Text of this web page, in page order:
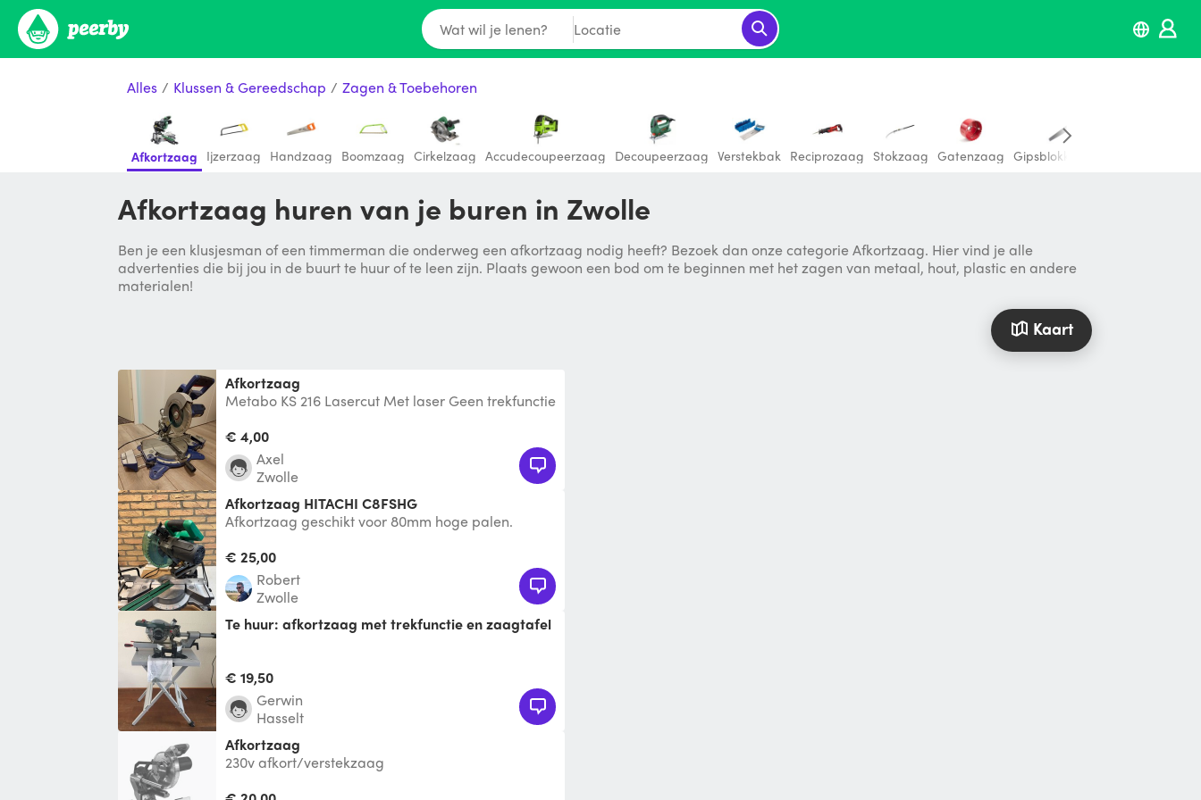
Wat wil je lenen? Locatie
Alles / Klussen & Gereedschap / Zagen & Toebehoren
Afkortzaag Ijzerzaag Handzaag Boomzaag Cirkelzaag Accudecoupeerzaag Decoupeerzaag Verstekbak Reciprozaag Stokzaag Gatenzaag Gipsblokkenzaag
Afkortzaag huren van je buren in Zwolle
Ben je een klusjesman of een timmerman die onderweg een afkortzaag nodig heeft? Bezoek dan onze categorie Afkortzaag. Hier vind je alle
advertenties die bij jou in de buurt te huur of te leen zijn. Plaats gewoon een bod om te beginnen met het zagen van metaal, hout, plastic en andere
materialen!
Kaart
Afkortzaag
Metabo KS 216 Lasercut Met laser Geen trekfunctie
€ 4,00
Axel
Zwolle
Afkortzaag HITACHI C8FSHG
Afkortzaag geschikt voor 80mm hoge palen.
standaard (WST06)
€ 25,00
Robert
Zwolle
Te huur: afkortzaag met trekfunctie en zaagtafel
€ 19,50
gerwin
Hasselt
Afkortzaag
230v afkort/verstekzaag